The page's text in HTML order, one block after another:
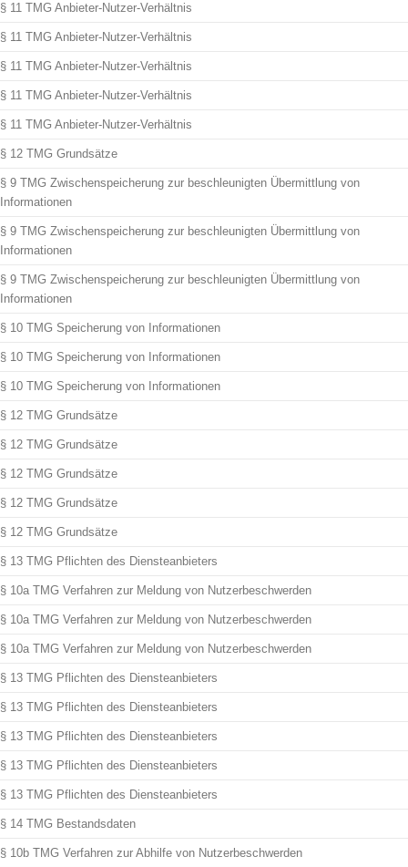
§ 11 TMG Anbieter-Nutzer-Verhältnis
§ 11 TMG Anbieter-Nutzer-Verhältnis
§ 11 TMG Anbieter-Nutzer-Verhältnis
§ 11 TMG Anbieter-Nutzer-Verhältnis
§ 11 TMG Anbieter-Nutzer-Verhältnis
§ 12 TMG Grundsätze
§ 9 TMG Zwischenspeicherung zur beschleunigten Übermittlung von
Informationen
§ 9 TMG Zwischenspeicherung zur beschleunigten Übermittlung von
Informationen
§ 9 TMG Zwischenspeicherung zur beschleunigten Übermittlung von
Informationen
§ 10 TMG Speicherung von Informationen
§ 10 TMG Speicherung von Informationen
§ 10 TMG Speicherung von Informationen
§ 12 TMG Grundsätze
§ 12 TMG Grundsätze
§ 12 TMG Grundsätze
§ 12 TMG Grundsätze
§ 12 TMG Grundsätze
§ 13 TMG Pflichten des Diensteanbieters
§ 10a TMG Verfahren zur Meldung von Nutzerbeschwerden
§ 10a TMG Verfahren zur Meldung von Nutzerbeschwerden
§ 10a TMG Verfahren zur Meldung von Nutzerbeschwerden
§ 13 TMG Pflichten des Diensteanbieters
§ 13 TMG Pflichten des Diensteanbieters
§ 13 TMG Pflichten des Diensteanbieters
§ 13 TMG Pflichten des Diensteanbieters
§ 13 TMG Pflichten des Diensteanbieters
§ 14 TMG Bestandsdaten
§ 10b TMG Verfahren zur Abhilfe von Nutzerbeschwerden